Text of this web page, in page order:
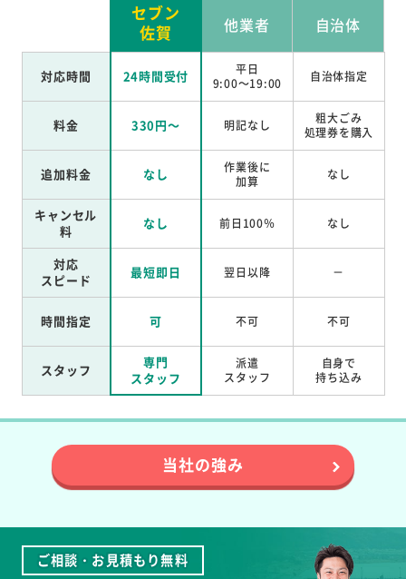
セブン
佐賀
他業者 自治体
対応時間 24時間受付
平日
9:00～19:00
自治体指定
料金 330円～ 明記なし
粗大ごみ
処理券を購入
追加料金 なし
作業後に
加算
なし
キャンセル
料
なし 前日100％ なし
対応
スピード
最短即日 翌日以降 －
時間指定 可 不可 不可
スタッフ
専門
スタッフ
派遣
スタッフ
自身で
持ち込み
当社の強み
ご相談・お見積もり無料